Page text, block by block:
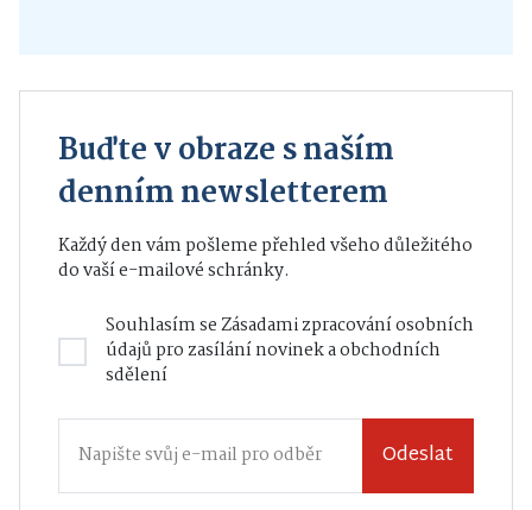
Buďte v obraze s naším
denním newsletterem
Každý den vám pošleme přehled všeho důležitého
do vaší e-mailové schránky.
Souhlasím seZásadami zpracování osobních
údajůpro zasílání novinek a obchodních
sdělení
Odeslat